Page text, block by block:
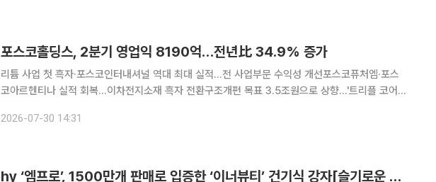
포스코홀딩스, 2분기 영업익 8190억…전년比 34.9% 증가
리튬 사업 첫 흑자·포스코인터내셔널 역대 최대 실적…전 사업부문 수익성 개선포스코퓨처엠·포스
코아르헨티나 실적 회복…이차전지소재 흑자 전환구조개편 목표 3.5조원으로 상향…'트리플 코어'
2026-07-30 14:31
hy ‘엠프로’, 1500만개 판매로 입증한 ‘이너뷰티’ 건기식 강자[슬기로운 피서 생활]